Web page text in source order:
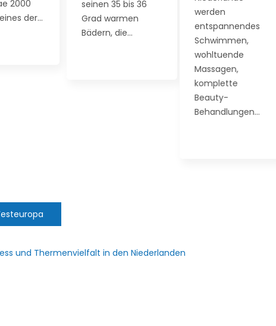
bis 36
Schwimmen,
Infrarotsauna,
Sauna und
Kräutersauna
und Thermenvielfalt in den Niederlanden